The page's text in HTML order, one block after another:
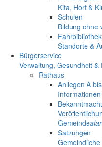
Kita, Hort &
Schulen
Bildung ohne
Fahrbibliothek
Standorte &
Bürgerservice
Verwaltung, Gesundheit &
Rathaus
Anliegen A
Gemeinde
Satzungen